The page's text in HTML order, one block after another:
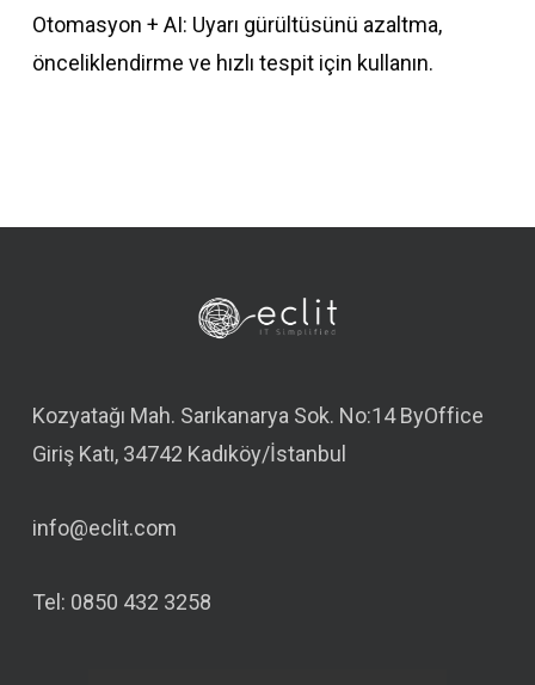
Otomasyon + AI: Uyarı gürültüsünü azaltma,
önceliklendirme ve hızlı tespit için kullanın.
Kozyatağı Mah. Sarıkanarya Sok. No:14 ByOffice
Giriş Katı, 34742 Kadıköy/İstanbul
info@eclit.com
Tel: 0850 432 3258